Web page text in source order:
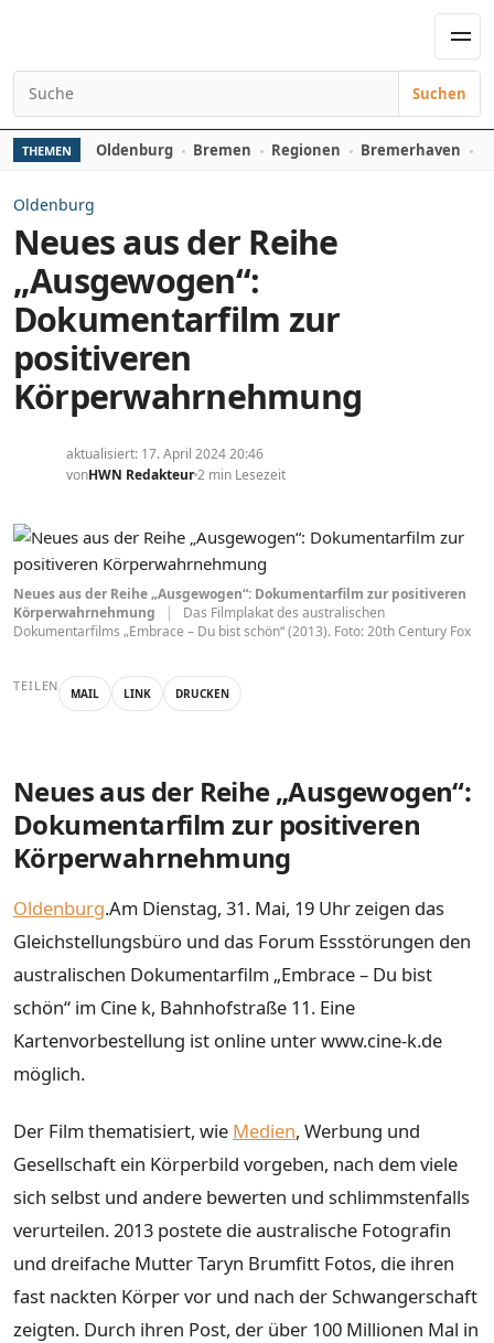
Suchen nach:
Suchen
THEMEN Oldenburg Bremen Regionen Bremerhaven
Oldenburg
Neues aus der Reihe
„Ausgewogen“:
Dokumentarfilm zur
positiveren
Körperwahrnehmung
aktualisiert: 17. April 2024 20:46
vonHWN Redakteur2 min Lesezeit
Neues aus der Reihe „Ausgewogen“: Dokumentarfilm zur positiveren
Körperwahrnehmung
|
Das Filmplakat des australischen
Dokumentarfilms „Embrace – Du bist schön“ (2013). Foto: 20th Century Fox
TEILEN MAIL LINK DRUCKEN
Neues aus der Reihe „Ausgewogen“:
Dokumentarfilm zur positiveren
Körperwahrnehmung
Oldenburg.Am Dienstag, 31. Mai, 19 Uhr zeigen das
Gleichstellungsbüro und das Forum Essstörungen den
australischen Dokumentarfilm „Embrace – Du bist
schön“ im Cine k, Bahnhofstraße 11. Eine
Kartenvorbestellung ist online unter www.cine-k.de
möglich.
Der Film thematisiert, wie Medien, Werbung und
Gesellschaft ein Körperbild vorgeben, nach dem viele
sich selbst und andere bewerten und schlimmstenfalls
verurteilen. 2013 postete die australische Fotografin
und dreifache Mutter Taryn Brumfitt Fotos, die ihren
fast nackten Körper vor und nach der Schwangerschaft
zeigten. Durch ihren Post, der über 100 Millionen Mal in